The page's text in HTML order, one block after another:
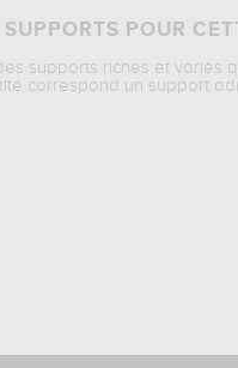
POUR
supports riches et variés
correspond un support